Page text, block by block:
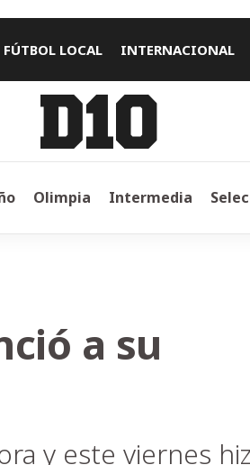
FÚTBOL LOCAL INTERNACIONAL
Olimpia Intermedia
a su
y este viernes